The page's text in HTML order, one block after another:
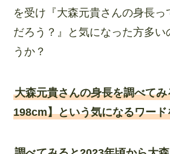
を受け『大森元貴さんの身長っ
だろう？』と気になった方多い
うか？
大森元貴さんの身長を調べて
198cm】という気になるワード